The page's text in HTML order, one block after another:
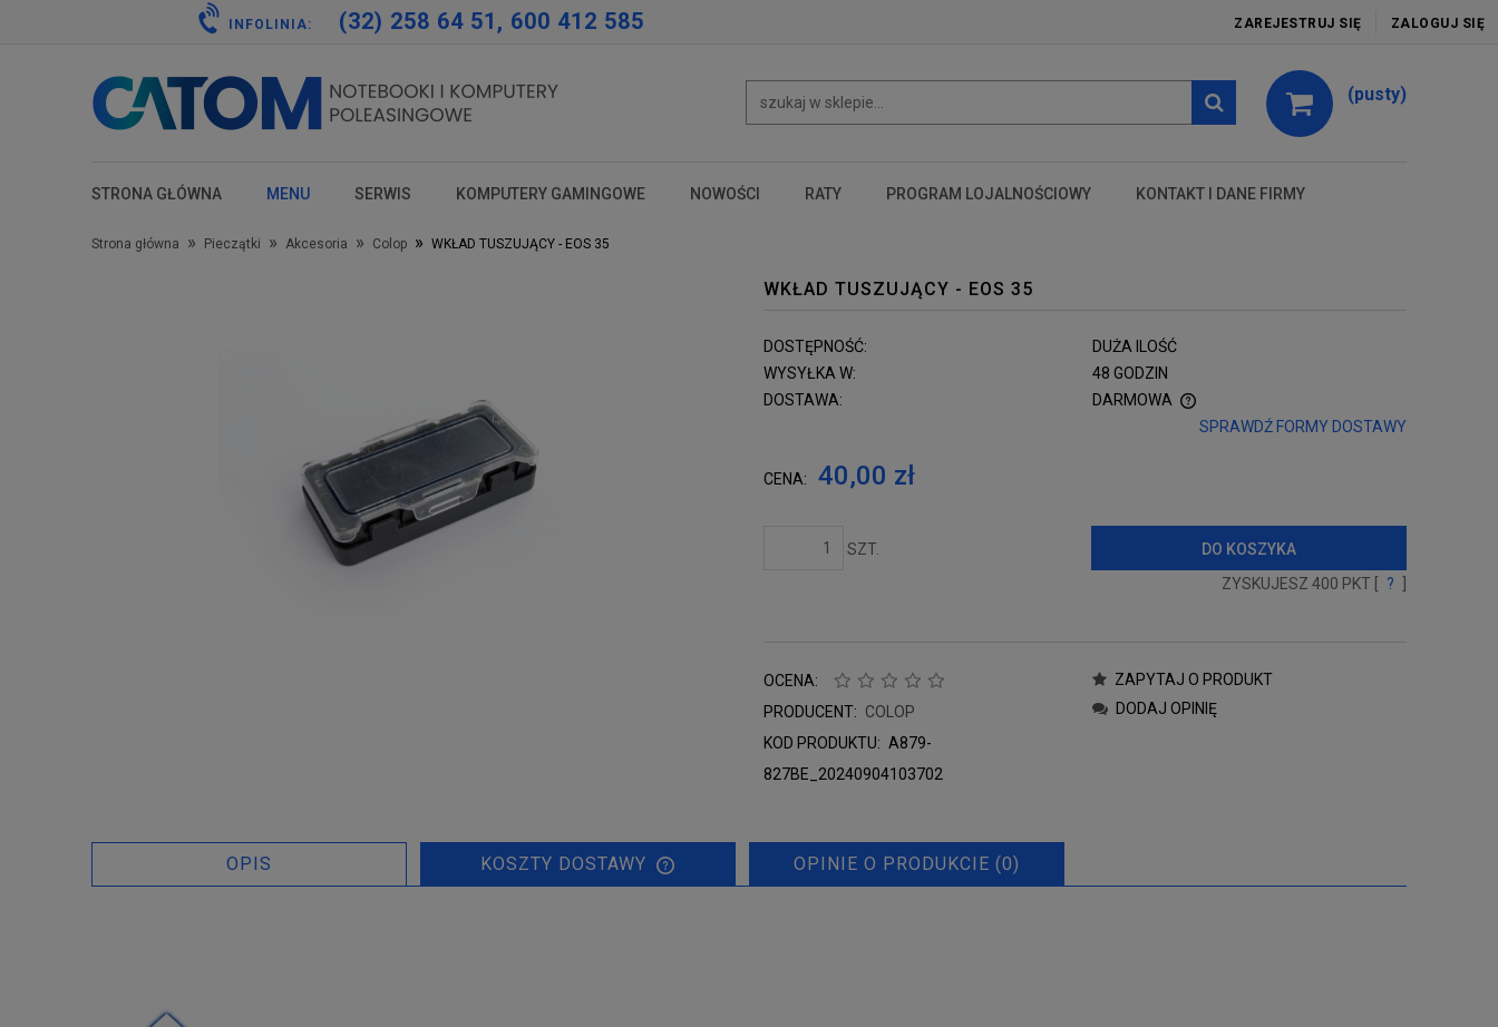
ZAREJESTRUJ SIĘ ZALOGUJ SIĘ
INFOLINIA: (32) 258 64 51, 600 412 585
(pusty)
STRONA GŁÓWNA
test
MENU
test
SERWIS
test
KOMPUTERY GAMINGOWE
test
NOWOŚCI RATY PROGRAM LOJALNOŚCIOWY KONTAKT I DANE FIRMY
Strona główna » Pieczątki » Akcesoria » Colop » WKŁAD TUSZUJĄCY - EOS 35
WKŁAD TUSZUJĄCY - EOS 35
DOSTĘPNOŚĆ:
DUŻA ILOŚĆ
WYSYŁKA W:
48 GODZIN
DOSTAWA:
DARMOWA
SPRAWDŹ FORMY DOSTAWY
CENA: 40,00 zł
SZT.
DO KOSZYKA
ZYSKUJESZ 400 PKT [ ?
OCENA:
PRODUCENT: COLOP
KOD PRODUKTU: A879-
827BE_20240904103702
ZAPYTAJ O PRODUKT
DODAJ OPINIĘ
OPIS KOSZTY DOSTAWY OPINIE O PRODUKCIE (0)